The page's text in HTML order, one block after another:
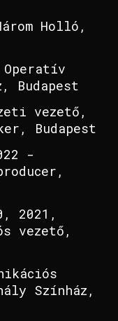
Holló,
Budapest
vezető,
Budapest
-
2021,
vezető,
Színház,